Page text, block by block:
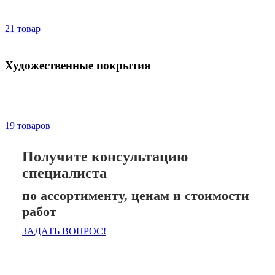
21 товар
Художественные покрытия
19 товаров
Получите консультацию
специалиста
по ассортименту, ценам и стоимости
работ
ЗАДАТЬ ВОПРОС!